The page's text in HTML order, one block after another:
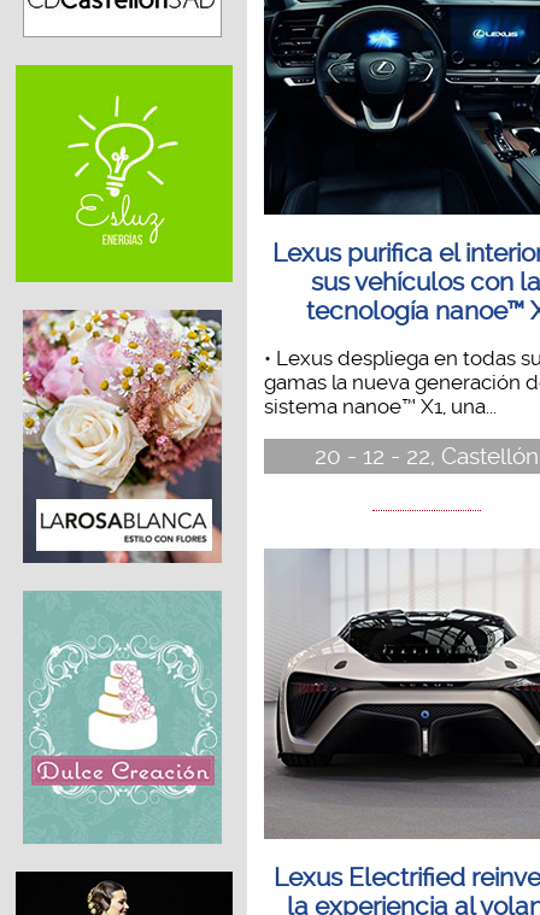
Lexus purifica el
sus vehículos con
tecnología nanoe™
• Lexus despliega en todas
gamas la nueva generación
sistema nanoe™ X1, una...
20 - 12 - 22, Castellón
Lexus Electrified
la experiencia al